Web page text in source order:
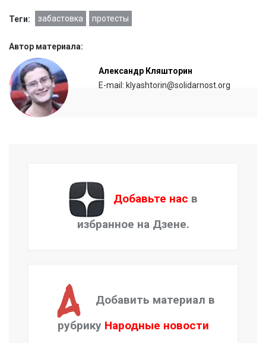
Теги: забастовка протесты
Автор материала:
Александр Кляшторин
E-mail: klyashtorin@solidarnost.org
Добавьте нас в
избранное на Дзене.
Добавить материал в
рубрику Народные новости